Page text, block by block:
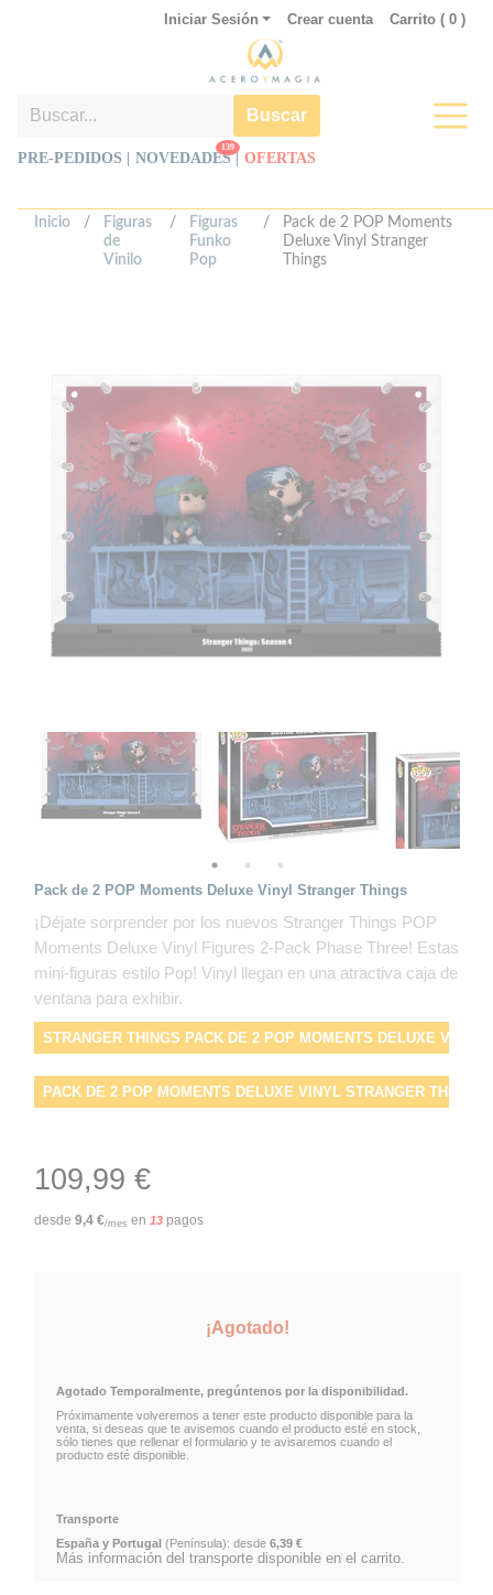
Carrito ( 0 )
Crear cuenta
Iniciar Sesión
Buscar
PRE-PEDIDOS | NOVEDADES
139
| OFERTAS
Inicio /
Figuras
de
Vinilo
/
Figuras
Funko
Pop
/
Pack de 2 POP Moments
Deluxe Vinyl Stranger
Things
Pack de 2 POP Moments Deluxe Vinyl Stranger Things
¡Déjate sorprender por los nuevos Stranger Things POP
Moments Deluxe Vinyl Figures 2-Pack Phase Three! Estas
mini-figuras estilo Pop! Vinyl llegan en una atractiva caja de
ventana para exhibir.
STRANGER THINGS PACK DE 2 POP MOMENTS DELUXE VINYL
PACK DE 2 POP MOMENTS DELUXE VINYL STRANGER THINGS
109,99 €
desde 9,4 €/mes en 13 pagos
¡Agotado!
Agotado Temporalmente, pregúntenos por la disponibilidad.
Próximamente volveremos a tener este producto disponible para la
venta, si deseas que te avisemos cuando el producto esté en stock,
sólo tienes que rellenar el formulario y te avisaremos cuando el
producto esté disponible.
Transporte
España y Portugal (Península): desde 6,39 €
Más información del transporte disponible en el carrito.